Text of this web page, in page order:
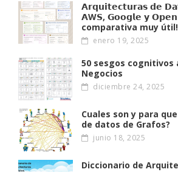
𝗔𝗿𝗾𝘂𝗶𝘁𝗲𝗰𝘁𝘂𝗿𝗮𝘀 𝗱𝗲
𝗔W𝗦, 𝗚𝗼𝗼𝗴𝗹𝗲 𝘆
comparativa muy
enero 19, 2025
50 sesgos cognitivos
Negocios
diciembre 24, 2025
Cuales son y para
de datos de Grafos?
junio 18, 2025
Diccionario de